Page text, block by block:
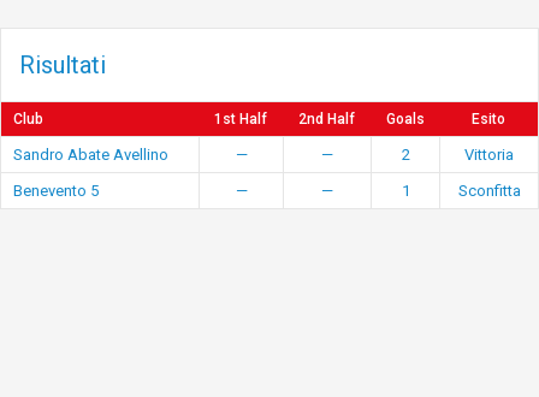
Risultati
Club 1st Half 2nd Half Goals Esito
Sandro Abate Avellino — — 2
Vittoria
Benevento 5
— — 1 Sconfitta